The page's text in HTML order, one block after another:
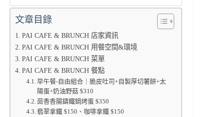
文章目錄
PAI CAFE & BRUNCH 店家資訊
PAI CAFE & BRUNCH 用餐空間&環境
PAI CAFE & BRUNCH 菜單
PAI CAFE & BRUNCH 餐點
早午餐-自由組合｜脆皮吐司+自製厚切薯餅+太
陽蛋+奶油野菇 $310
茴香香腸鑄鐵鍋烤蛋 $350
翡翠拿鐵 $150、咖啡拿鐵 $150